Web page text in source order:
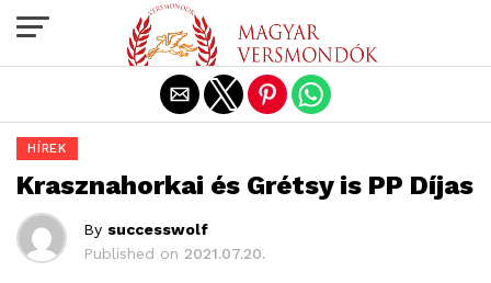
HÍREK
Krasznahorkai és Grétsy is PP Díjas
By successwolf
Published on 2021.07.20.
Exit mobile version